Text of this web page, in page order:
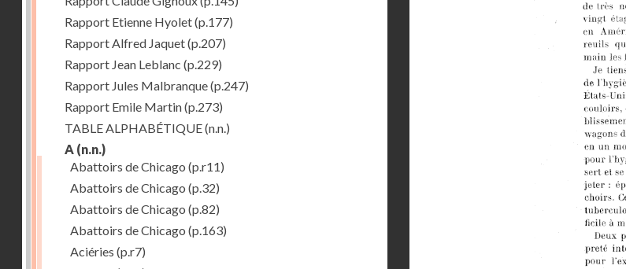
Rapport Etienne Hyolet(p.177)
Rapport Alfred Jaquet(p.207)
Rapport Jean Leblanc (p.229)
Rapport Jules Malbranque(p.247)
Rapport Emile Martin(p.273)
TABLE ALPHABÉTIQUE(n.n.)
A (n.n.)
Abattoirs de Chicago (p.r11)
Abattoirs de Chicago (p.32)
Abattoirs de Chicago (p.82)
Abattoirs de Chicago (p.163)
Aciéries (p.r7)